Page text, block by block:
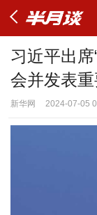
习近平出
会并发表
新华网 2024-07-05